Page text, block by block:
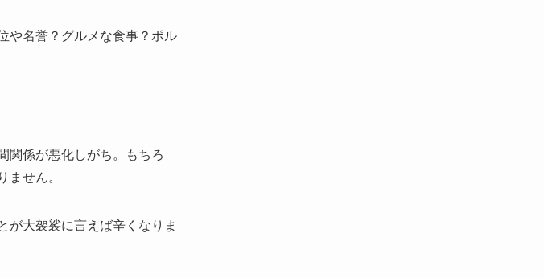
や名誉？グルメな食事？ポル
関係が悪化しがち。もちろ
ません。
が大袈裟に言えば辛くなりま